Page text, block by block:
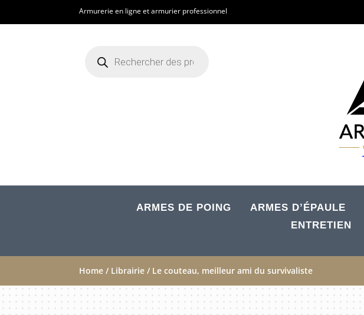
Armurerie en ligne et armurier professionnel
produits
ARMES DE POING ARMES D’ÉPAULE
ENTRETIEN
Home / Librairie / Le couteau, meilleur ami du survivaliste